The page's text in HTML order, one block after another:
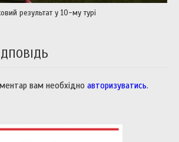
результат у 10-му турі
вам необхідно авторизуватись.